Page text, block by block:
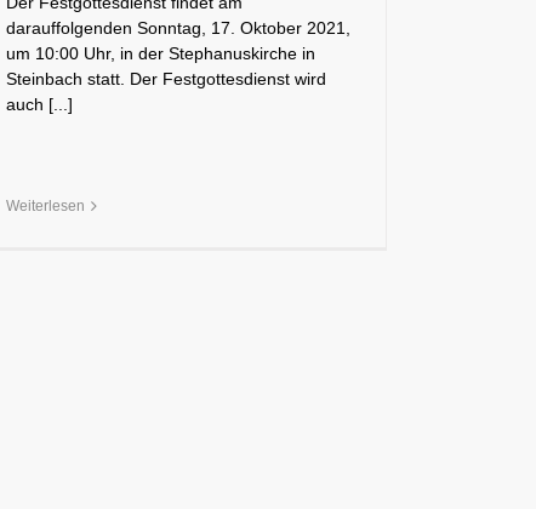
darauffolgenden Sonntag, 17. Oktober 2021,
um 10:00 Uhr, in der Stephanuskirche in
Steinbach statt. Der Festgottesdienst wird
auch [...]
Weiterlesen